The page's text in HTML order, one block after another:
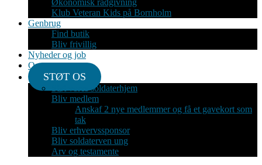
Økonomisk rådgivning
Klub Veteran Kids på Bornholm
Genbrug
Find butik
Bliv frivillig
Nyheder og job
Om
STØT OS
Støt vores soldaterhjem
Bliv medlem
Anskaf 2 nye medlemmer og få et gavekort som
tak
Bliv erhvervssponsor
Bliv soldaterven ung
Arv og testamente